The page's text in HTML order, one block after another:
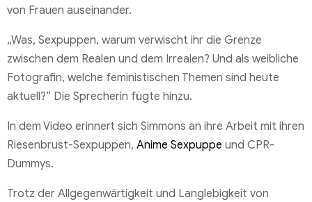
von Frauen auseinander.
„Was, Sexpuppen, warum verwischt ihr die Grenze
zwischen dem Realen und dem Irrealen? Und als weibliche
Fotografin, welche feministischen Themen sind heute
aktuell?“ Die Sprecherin fügte hinzu.
In dem Video erinnert sich Simmons an ihre Arbeit mit ihren
Riesenbrust-Sexpuppen, Anime Sexpuppe und CPR-
Dummys.
Trotz der Allgegenwärtigkeit und Langlebigkeit von